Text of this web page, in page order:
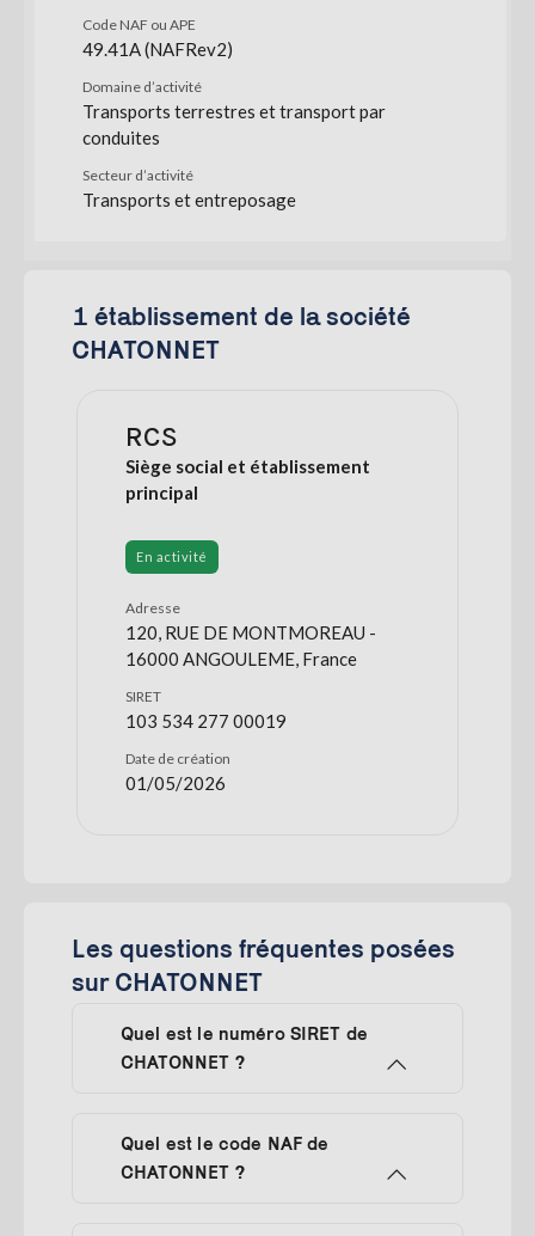
Code NAF ou APE
49.41A (NAFRev2)
Domaine d’activité
Transports terrestres et transport par
conduites
Secteur d’activité
Transports et entreposage
1 établissement de la société
CHATONNET
RCS
Siège social et établissement
principal
En activité
Adresse
120, RUE DE MONTMOREAU -
16000 ANGOULEME, France
SIRET
103 534 277 00019
Date de création
01/05/2026
Les questions fréquentes posées
sur CHATONNET
Quel est le numéro SIRET de
CHATONNET ?
Quel est le code NAF de
CHATONNET ?